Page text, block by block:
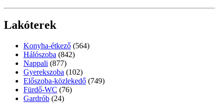
Lakóterek
Konyha-étkező (564)
Hálószoba (842)
Nappali (877)
Gyerekszoba (102)
Előszoba-közlekedő (749)
Fürdő-WC (76)
Gardrób (24)